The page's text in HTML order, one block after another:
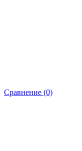
Сравнение (0)